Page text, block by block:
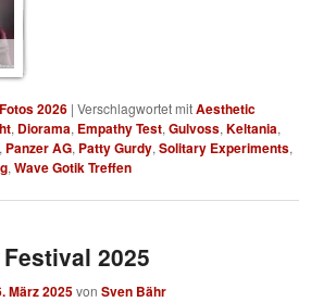
Fotos 2026 |Verschlagwortet mitAesthetic
, Diorama, Empathy Test,Gulvoss,Keltania,
, Panzer AG, Patty Gurdy,Solitary Experiments,
,Wave Gotik Treffen
2025
März 2025vonSven Bähr